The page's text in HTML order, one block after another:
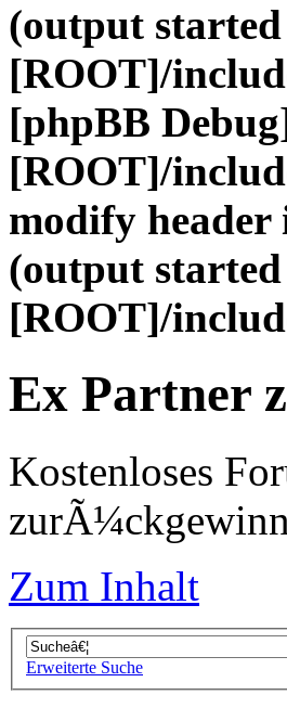
(output
[ROOT]/
[phpBB
[ROOT]/
modify header
(output
[ROOT]/
Ex Partner
Kostenloses
Zum Inhalt
Erweiterte Suche